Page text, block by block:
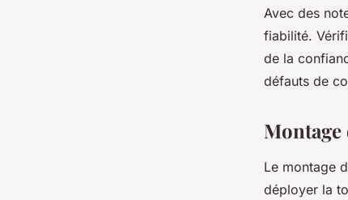
Avec des
fiabilité.
de la
défauts de
Le montage
déployer la